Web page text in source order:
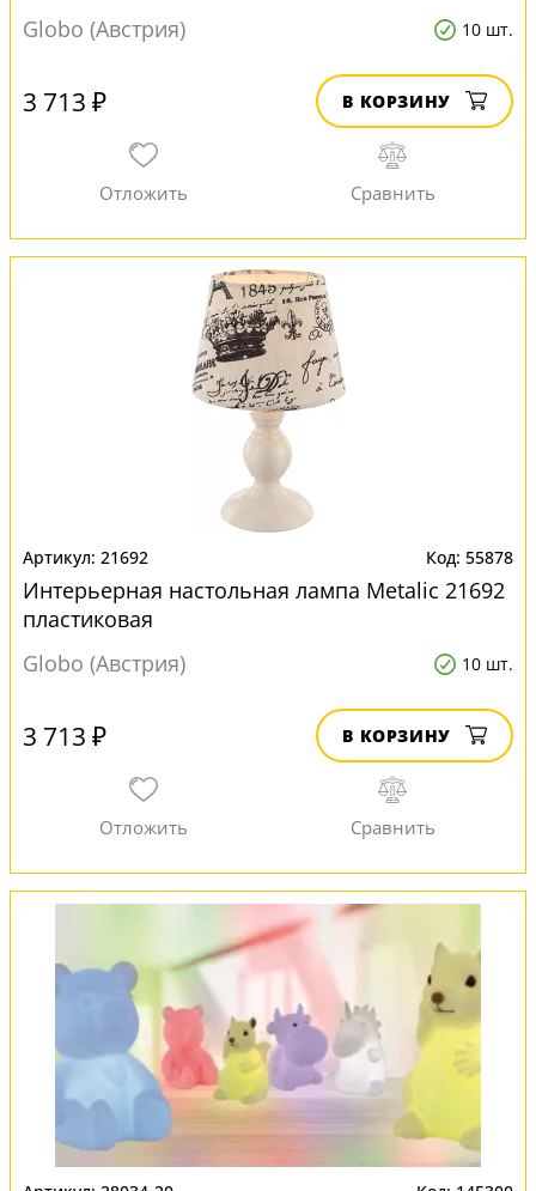
Globo (Австрия)
10 шт.
3 713 ₽ В КОРЗИНУ
21692 55878
Интерьерная настольная лампа Metalic 21692
пластиковая
Globo (Австрия)
10 шт.
3 713 ₽ В КОРЗИНУ